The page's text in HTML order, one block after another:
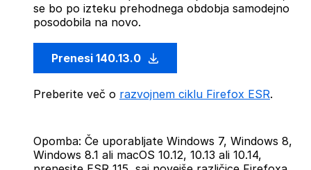
se bo po izteku prehodnega obdobja samodejno
posodobila na novo.
Prenesi 140.13.0
Preberite več o razvojnem ciklu Firefox ESR.
Opomba: Če uporabljate Windows 7, Windows 8,
Windows 8.1 ali macOS 10.12, 10.13 ali 10.14,